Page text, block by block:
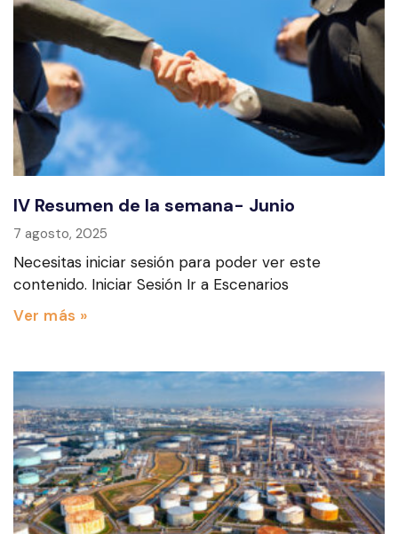
IV Resumen de la semana- Junio
7 agosto, 2025
Necesitas iniciar sesión para poder ver este
contenido. Iniciar Sesión Ir a Escenarios
Ver más »